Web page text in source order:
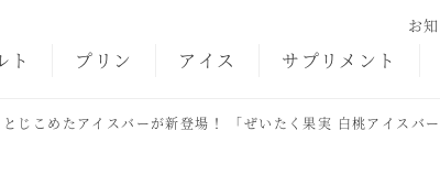
ト プリン アイス サプリメント
お
じこめたアイスバーが新登場！ 「ぜいたく果実 白桃アイスバ